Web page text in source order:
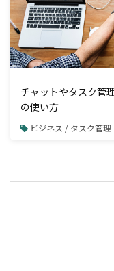
チャットやタスク管
の使い方
ビジネス / タスク管理